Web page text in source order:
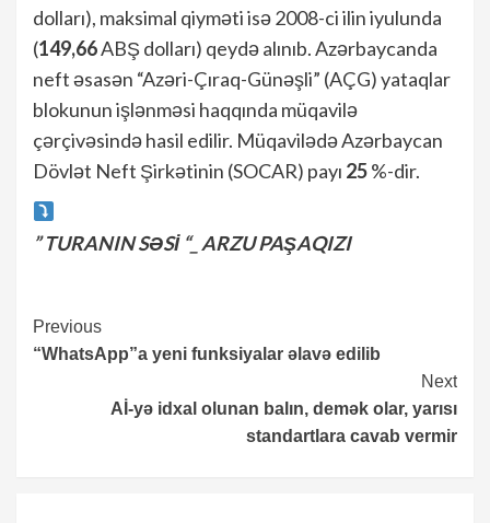
dolları), maksimal qiyməti isə 2008-ci ilin iyulunda
(149,66ABŞ dolları) qeydə alınıb. Azərbaycanda
neft əsasən “Azəri-Çıraq-Günəşli” (AÇG) yataqlar
blokunun işlənməsi haqqında müqavilə
çərçivəsində hasil edilir. Müqavilədə Azərbaycan
Dövlət Neft Şirkətinin (SOCAR) payı 25%-dir.
” TURANIN SƏSİ “_ ARZU PAŞAQIZI
Continue
Reading
Previous
“WhatsApp”a yeni funksiyalar əlavə edilib
Next
Aİ-yə idxal olunan balın, demək olar, yarısı
standartlara cavab vermir